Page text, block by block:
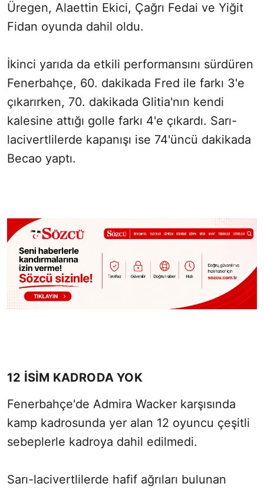
Üregen, Alaettin Ekici, Çağrı Fedai ve Yiğit
Fidan oyunda dahil oldu.
İkinci yarıda da etkili performansını sürdüren
Fenerbahçe, 60. dakikada Fred ile farkı 3'e
çıkarırken, 70. dakikada Glitia'nın kendi
kalesine attığı golle farkı 4'e çıkardı. Sarı-
lacivertlilerde kapanışı ise 74'üncü dakikada
Becao yaptı.
12 İSİM KADRODA YOK
Fenerbahçe'de Admira Wacker karşısında
kamp kadrosunda yer alan 12 oyuncu çeşitli
sebeplerle kadroya dahil edilmedi.
Sarı-lacivertlilerde hafif ağrıları bulunan